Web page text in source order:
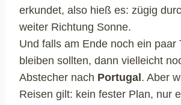
erkundet, also hieß es: zügig
weiter Richtung Sonne.
Und falls am Ende noch ein paar
bleiben sollten, dann vielleicht
Abstecher nach Portugal. Aber
Reisen gilt: kein fester Plan, nur